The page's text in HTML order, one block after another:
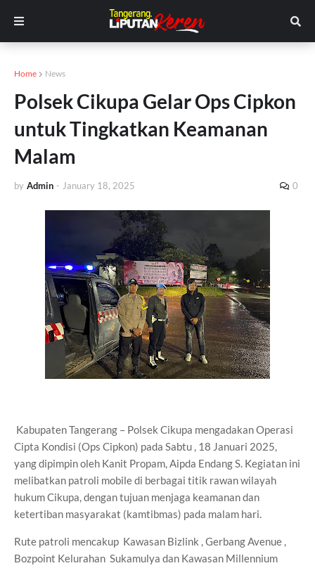
Home News
Polsek Cikupa Gelar Ops Cipkon
untuk Tingkatkan Keamanan
Malam
by Admin - January 18, 2025 0
Kabupaten Tangerang – Polsek Cikupa mengadakan Operasi
Cipta Kondisi (Ops Cipkon) pada Sabtu , 18 Januari 2025,
yang dipimpin oleh Kanit Propam, Aipda Endang S. Kegiatan ini
melibatkan patroli mobile di berbagai titik rawan wilayah
hukum Cikupa, dengan tujuan menjaga keamanan dan
ketertiban masyarakat (kamtibmas) pada malam hari.
Rute patroli mencakup Kawasan Bizlink , Gerbang Avenue ,
Bozpoint Kelurahan Sukamulya dan Kawasan Millennium